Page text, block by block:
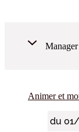
Animer et